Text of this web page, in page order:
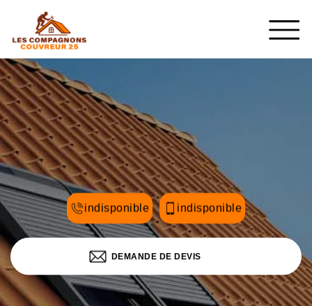
indisponible indisponible
DEMANDE DE DEVIS